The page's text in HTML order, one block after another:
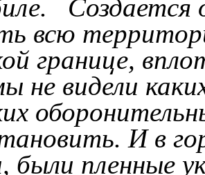
всю
границе,
не видели
И в
были пленные